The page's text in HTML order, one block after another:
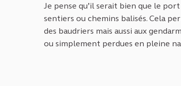
Je pense qu’il serait bien que le
sentiers ou chemins balisés. Cela
des baudriers mais aussi aux
ou simplement perdues en pleine